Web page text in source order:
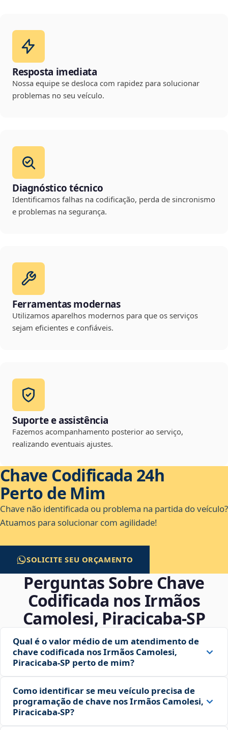
Resposta imediata
Nossa equipe se desloca com rapidez para solucionar
problemas no seu veículo.
Diagnóstico técnico
Identificamos falhas na codificação, perda de sincronismo
e problemas na segurança.
Ferramentas modernas
Utilizamos aparelhos modernos para que os serviços
sejam eficientes e confiáveis.
Suporte e assistência
Fazemos acompanhamento posterior ao serviço,
realizando eventuais ajustes.
Chave Codificada 24h
Perto de Mim
Chave não identificada ou problema na partida do veículo?
Atuamos para solucionar com agilidade!
SOLICITE SEU ORÇAMENTO
Perguntas Sobre Chave
Codificada nos Irmãos
Camolesi, Piracicaba‑SP
Qual é o valor médio de um atendimento de
chave codificada nos Irmãos Camolesi,
Piracicaba‑SP perto de mim?
Como identificar se meu veículo precisa de
programação de chave nos Irmãos Camolesi,
Piracicaba‑SP?